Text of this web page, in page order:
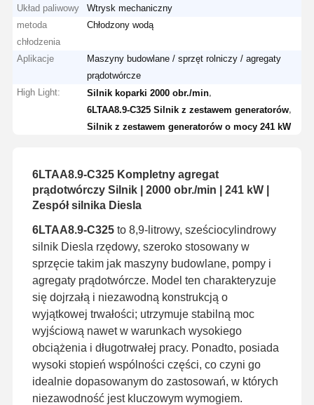
Układ paliwowy
Wtrysk mechaniczny
metoda
chłodzenia
Chłodzony wodą
Aplikacje
Maszyny budowlane / sprzęt rolniczy / agregaty
prądotwórcze
High Light:
Silnik koparki 2000 obr./min
6LTAA8.9-C325 Silnik z zestawem generatorów
Silnik z zestawem generatorów o mocy 241 kW
6LTAA8.9-C325 Kompletny agregat
prądotwórczy Silnik | 2000 obr./min | 241 kW |
Zespół silnika Diesla
6LTAA8.9-C325to 8,9-litrowy, sześciocylindrowy
silnik Diesla rzędowy, szeroko stosowany w
sprzęcie takim jak maszyny budowlane, pompy i
agregaty prądotwórcze. Model ten charakteryzuje
się dojrzałą i niezawodną konstrukcją o
wyjątkowej trwałości; utrzymuje stabilną moc
wyjściową nawet w warunkach wysokiego
obciążenia i długotrwałej pracy. Ponadto, posiada
wysoki stopień wspólności części, co czyni go
idealnie dopasowanym do zastosowań, w których
niezawodność jest kluczowym wymogiem.